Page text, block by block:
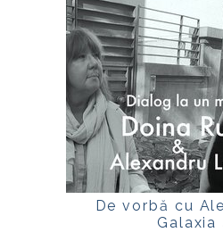
De vorbă cu
Galaxia